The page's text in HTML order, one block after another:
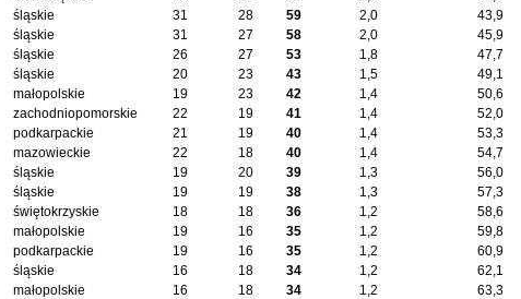
śląskie 31 28 59 2,0 43,9
śląskie 31 27 58 2,0 45,9
śląskie 26 27 53 1,8 47,7
śląskie 20 23 43 1,5 49,1
małopolskie 19 23 42 1,4 50,6
zachodniopomorskie 22 19 41 1,4 52,0
podkarpackie 21 19 40 1,4 53,3
mazowieckie 22 18 40 1,4 54,7
śląskie 19 20 39 1,3 56,0
śląskie 19 19 38 1,3 57,3
świętokrzyskie 18 18 36 1,2 58,6
małopolskie 19 16 35 1,2 59,8
podkarpackie 19 16 35 1,2 60,9
śląskie 16 18 34 1,2 62,1
małopolskie 16 18 34 1,2 63,3